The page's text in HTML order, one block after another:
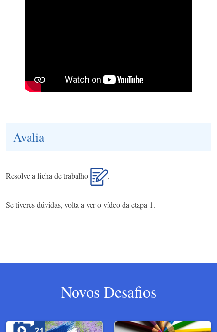
Avalia
Resolve a ficha de trabalho .
Se tiveres dúvidas, volta a ver o vídeo da etapa 1.
Novos Desafios